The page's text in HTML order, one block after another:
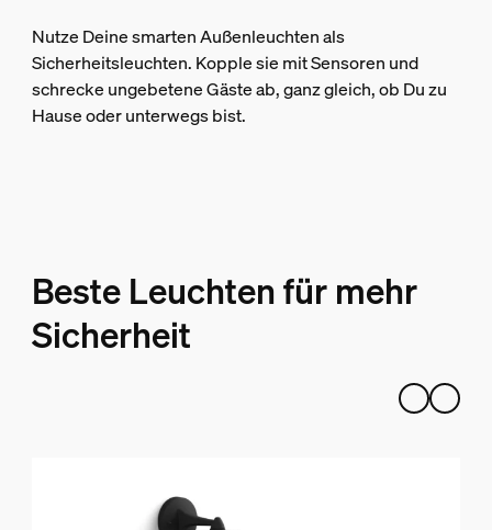
Nutze Deine smarten Außenleuchten als
Sicherheitsleuchten. Kopple sie mit Sensoren und
schrecke ungebetene Gäste ab, ganz gleich, ob Du zu
Hause oder unterwegs bist.
Beste Leuchten für mehr
Sicherheit